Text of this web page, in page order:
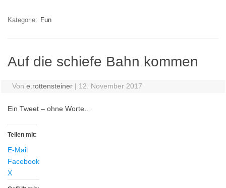
Kategorie: Fun
Auf die schiefe Bahn kommen
Vone.rottensteiner | 12. November 2017
Ein Tweet – ohne Worte…
Teilen mit:
E-Mail
Facebook
X